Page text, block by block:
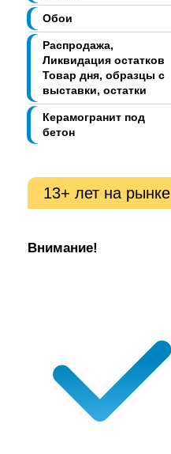
Обои
Распродажа,
Ликвидация остатков
Товар дня, образцы с
выставки, остатки
Керамогранит под
бетон
13+ лет на рынке
Внимание!